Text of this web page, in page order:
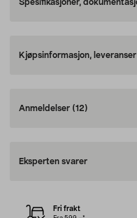
Spesifikasjoner,
Kjøpsinformasjon,
Anmeldelser (12)
Eksperten svarer
Fri frakt